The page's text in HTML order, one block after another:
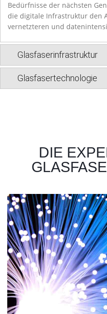
Bedürfnisse der nächsten
die digitale Infrastruktur den
vernetzteren und
Glasfaserinfrastruktur
Glasfasertechnologie
DIE